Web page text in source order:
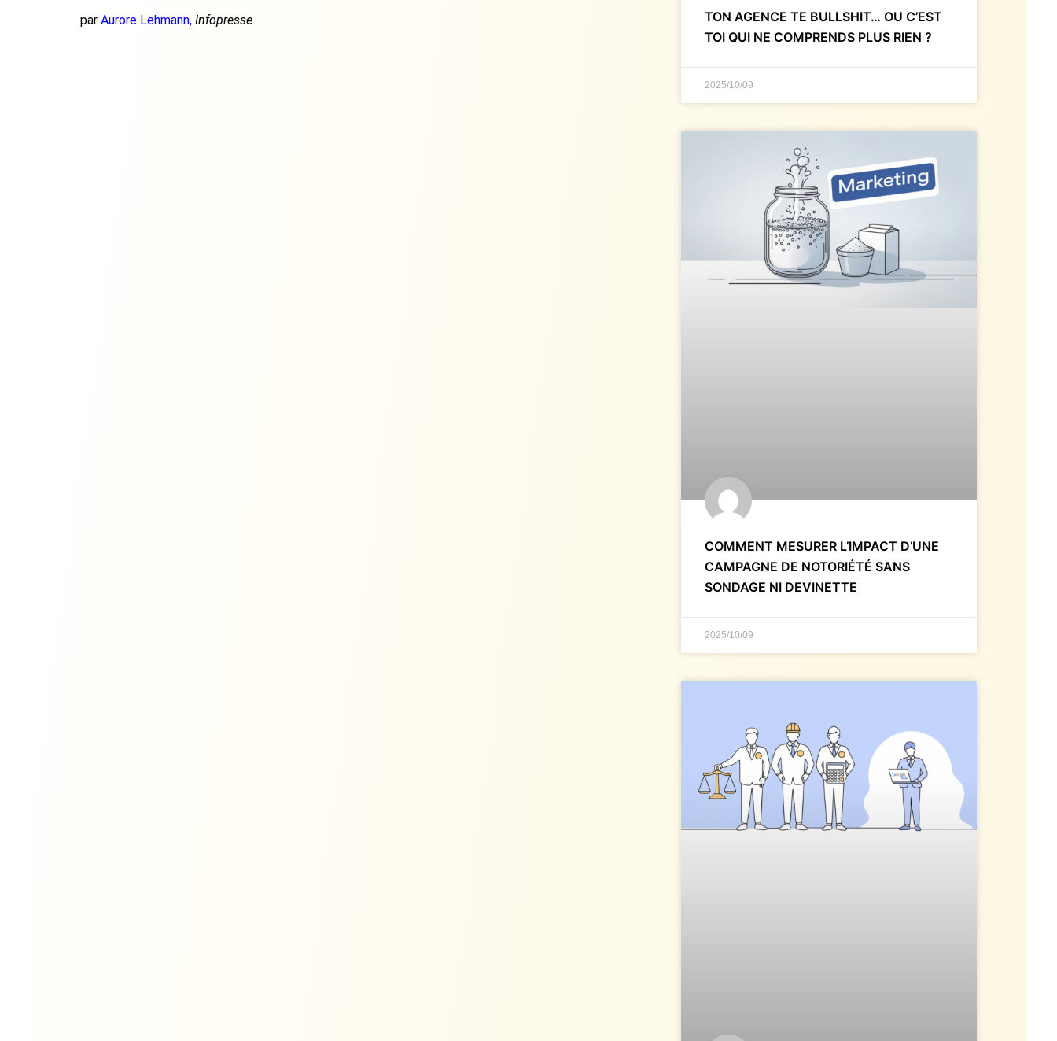
par Aurore Lehmann, Infopresse
TON AGENCE TE BULLSHIT… OU C’EST
TOI QUI NE COMPRENDS PLUS RIEN ?
2025/10/09
COMMENT MESURER L’IMPACT D’UNE
CAMPAGNE DE NOTORIÉTÉ SANS
SONDAGE NI DEVINETTE
2025/10/09